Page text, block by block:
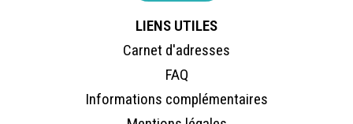
LIENS UTILES
Carnet d'adresses
FAQ
Informations complémentaires